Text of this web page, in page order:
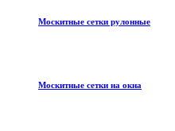
Москитные сетки рулонные
Москитные сетки на окна